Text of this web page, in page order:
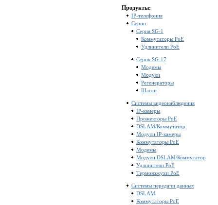
Продукты:
IP-телефония
Серии
Серия SG-1
Коммутаторы PoE
Удлинители PoE
Серия SG-17
Модемы
Модули
Регенераторы
Шасси
Системы видеонаблюдения
IP-камеры
Прожекторы PoE
DSLAM/Коммутатор
Модули IP-камеры
Коммутаторы PoE
Модемы
Модули DSLAM/Коммутатор
Удлинители PoE
Термокожухи PoE
Системы передачи данных
DSLAM
Коммутаторы PoE